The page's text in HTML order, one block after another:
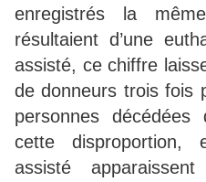
enregistrés la
résultaient d’une
assisté, ce chiffre
de donneurs trois fois
personnes
cette disproportion,
assisté